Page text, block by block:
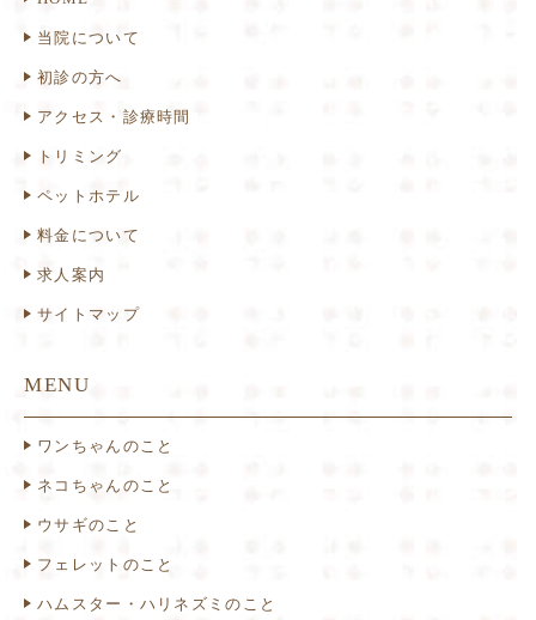
当院について
初診の方へ
アクセス・診療時間
トリミング
ペットホテル
料金について
求人案内
サイトマップ
MENU
ワンちゃんのこと
ネコちゃんのこと
ウサギのこと
フェレットのこと
ハムスター・ハリネズミのこと